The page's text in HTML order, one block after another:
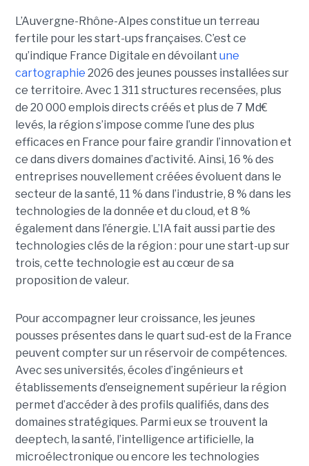
L’Auvergne-Rhône-Alpes constitue un terreau
fertile pour les start-ups françaises. C’est ce
qu’indique France Digitale en dévoilant une
cartographie 2026 des jeunes pousses installées sur
ce territoire. Avec 1 311 structures recensées, plus
de 20 000 emplois directs créés et plus de 7 Md€
levés, la région s’impose comme l’une des plus
efficaces en France pour faire grandir l’innovation et
ce dans divers domaines d’activité. Ainsi, 16 % des
entreprises nouvellement créées évoluent dans le
secteur de la santé, 11 % dans l’industrie, 8 % dans les
technologies de la donnée et du cloud, et 8 %
également dans l’énergie. L’IA fait aussi partie des
technologies clés de la région : pour une start-up sur
trois, cette technologie est au cœur de sa
proposition de valeur.
Pour accompagner leur croissance, les jeunes
pousses présentes dans le quart sud-est de la France
peuvent compter sur un réservoir de compétences.
Avec ses universités, écoles d’ingénieurs et
établissements d’enseignement supérieur la région
permet d’accéder à des profils qualifiés, dans des
domaines stratégiques. Parmi eux se trouvent la
deeptech, la santé, l’intelligence artificielle, la
microélectronique ou encore les technologies